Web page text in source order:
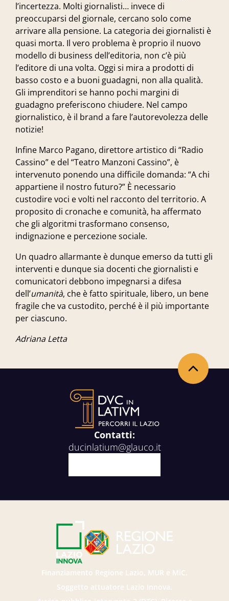
l’incertezza. Molti giornalisti… invece di
preoccuparsi del giornale, cercano solo come
arrivare alla pensione. La categoria dei giornalisti è
quasi morta. Il vero problema è proprio il nuovo
modello di business dell’editoria, non c’è più
l’editore di una volta. Oggi si mira a prodotti di
basso costo e a buoni guadagni, non alla qualità.
Gli imprenditori se hanno pochi margini di
guadagno preferiscono chiudere. Nel campo
giornalistico, è il brand a fare l’autorevolezza delle
notizie!
Infine Marco Pagano, direttore artistico di “Radio
Cassino” e del “Teatro Manzoni Cassino”, è
intervenuto ponendo una difficile domanda: “A chi
appartiene il nostro futuro?” È necessario
custodire voci e volti nel racconto del territorio. A
proposito di cronache e comunità, ha affermato
che gli algoritmi trasformano consenso,
indignazione e percezione sociale.
Un quadro allarmante è dunque emerso da tutti gli
interventi e dunque sia docenti che giornalisti e
comunicatori debbono impegnarsi a difesa
dell’umanità, che è fatto spirituale, libero, un bene
fragile che va custodito, perché è il più importante
per ciascuno.
Adriana Letta
Contatti:
ducinlatium@glauco.it
Finanziamento Regione Lazio, MUR e MiC.
Soggetto attuatore Lazio Innova.
Back to the top